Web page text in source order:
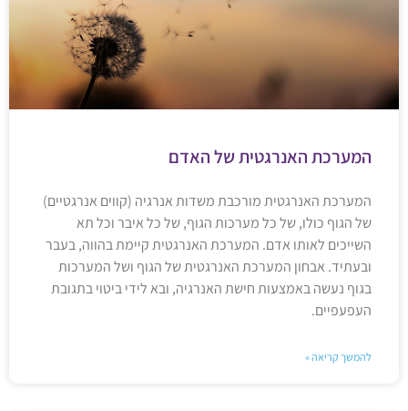
המערכת האנרגטית של האדם
המערכת האנרגטית מורכבת משדות אנרגיה (קווים אנרגטיים)
של הגוף כולו, של כל מערכות הגוף, של כל איבר וכל תא
השייכים לאותו אדם. המערכת האנרגטית קיימת בהווה, בעבר
ובעתיד. אבחון המערכת האנרגטית של הגוף ושל המערכות
בגוף נעשה באמצעות חישת האנרגיה, ובא לידי ביטוי בתגובת
העפעפיים.
להמשך קריאה »